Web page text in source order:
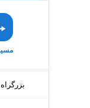
بزرگراه